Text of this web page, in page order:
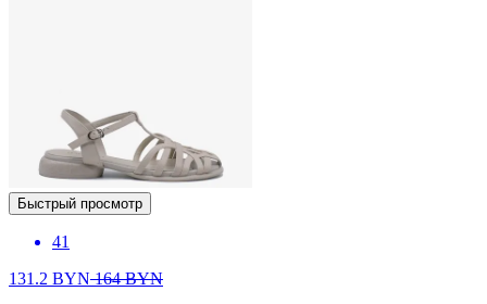
Быстрый просмотр
41
131.2 BYN164BYN